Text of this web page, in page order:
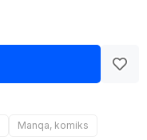
Manqa, komiks